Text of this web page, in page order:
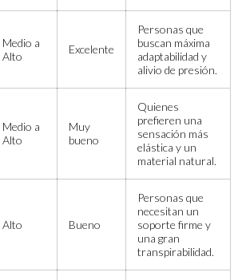
Medio a
Alto
Excelente
Personas que
buscan máxima
adaptabilidad y
alivio de presión.
Medio a
Alto
Muy
bueno
Quienes
prefieren una
sensación más
elástica y un
material natural.
Alto Bueno
Personas que
necesitan un
soporte firme y
una gran
transpirabilidad.